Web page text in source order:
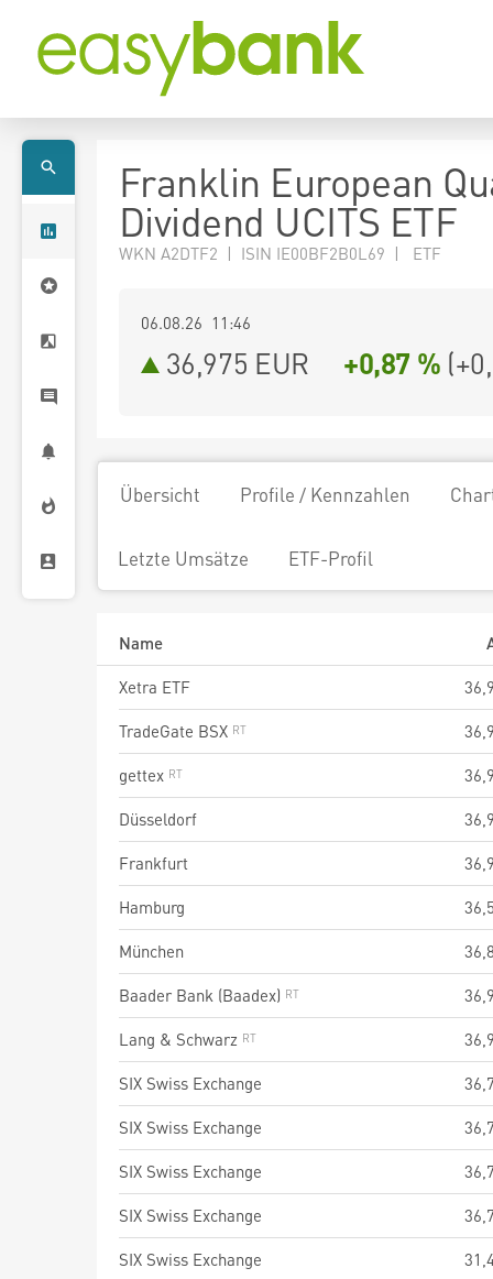
Franklin European
Dividend UCITS ETF
WKN A2DTF2 | ISIN IE00BF2B0L69 | ETF
06.08.26 11:46
36,975 EUR +0,87 % (
Übersicht Profile / Kennzahlen
Letzte Umsätze ETF-Profil
Name
Xetra ETF
TradeGate BSX
gettex
Düsseldorf
Frankfurt
Hamburg
München
Baader Bank (Baadex)
Lang & Schwarz
SIX Swiss Exchange
SIX Swiss Exchange
SIX Swiss Exchange
SIX Swiss Exchange
SIX Swiss Exchange